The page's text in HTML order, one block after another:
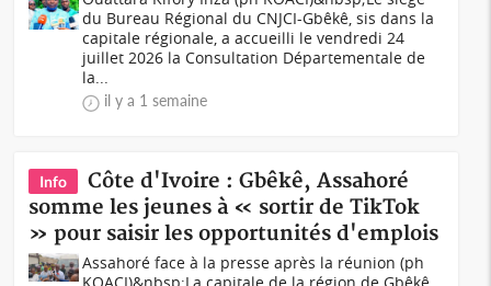
du Bureau Régional du CNJCI-Gbêkê, sis dans la
capitale régionale, a accueilli le vendredi 24
juillet 2026 la Consultation Départementale de
la...
il y a 1 semaine
Info
Côte d'Ivoire : Gbêkê, Assahoré
somme les jeunes à « sortir de TikTok
» pour saisir les opportunités d'emplois
Assahoré face à la presse après la réunion (ph